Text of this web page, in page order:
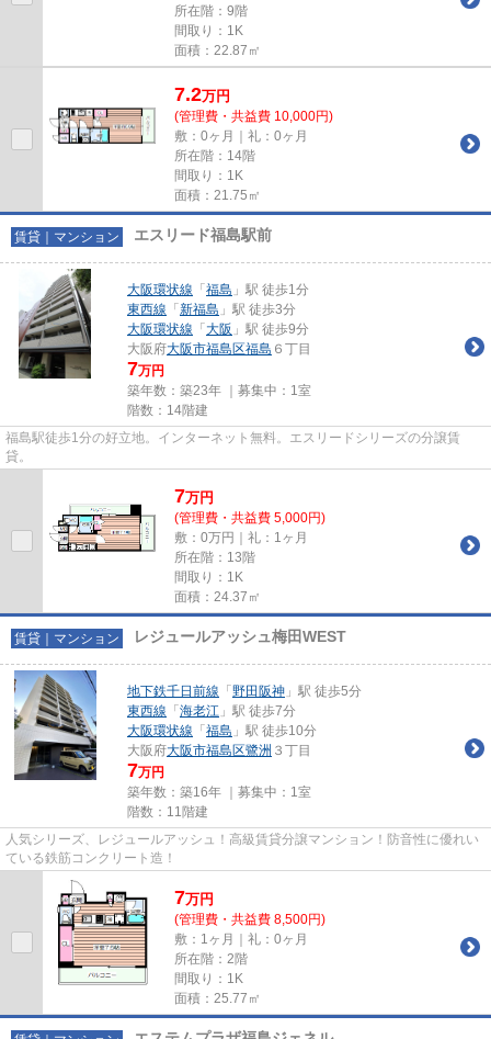
所在階：9階
間取り：1K
面積：22.87㎡
7.2万円
(管理費・共益費 10,000円)
敷：0ヶ月｜礼：0ヶ月
所在階：14階
間取り：1K
面積：21.75㎡
賃貸｜マンション エスリード福島駅前
大阪環状線 「 福島 」駅 徒歩1分
東西線 「 新福島 」駅 徒歩3分
大阪環状線 「 大阪 」駅 徒歩9分
大阪府大阪市福島区福島 ６丁目
7万円
築年数：築23年 ｜募集中： 1室
階数：14階建
福島駅徒歩1分の好立地。インターネット無料。エスリードシリーズの分譲賃
貸。
7万円
(管理費・共益費 5,000円)
敷：0万円｜礼：1ヶ月
所在階：13階
間取り：1K
面積：24.37㎡
賃貸｜マンション レジュールアッシュ梅田WEST
地下鉄千日前線 「 野田阪神 」駅 徒歩5分
東西線 「 海老江 」駅 徒歩7分
大阪環状線 「 福島 」駅 徒歩10分
大阪府大阪市福島区鷺洲 ３丁目
7万円
築年数：築16年 ｜募集中： 1室
階数：11階建
人気シリーズ、レジュールアッシュ！高級賃貸分譲マンション！防音性に優れい
ている鉄筋コンクリート造！
7万円
(管理費・共益費 8,500円)
敷：1ヶ月｜礼：0ヶ月
所在階：2階
間取り：1K
面積：25.77㎡